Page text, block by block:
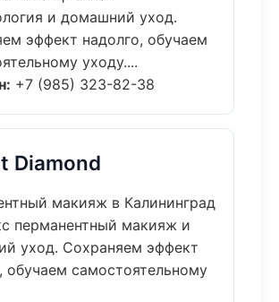
и домашний уход.
эффект надолго, обучаем
уходу....
+7 (985) 323-82-38
Diamond
макияж в Калининград
перманентный макияж и
уход. Сохраняем эффект
обучаем самостоятельному